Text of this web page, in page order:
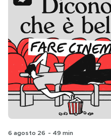
6 agosto 26 - 49 min